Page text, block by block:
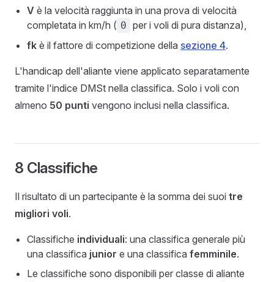
V è la velocità raggiunta in una prova di velocità
completata in km/h ( 0 per i voli di pura distanza),
fk è il fattore di competizione della sezione 4.
L'handicap dell'aliante viene applicato separatamente
tramite l'indice DMSt nella classifica. Solo i voli con
almeno 50 punti vengono inclusi nella classifica.
8 Classifiche
Il risultato di un partecipante è la somma dei suoi tre
migliori voli.
Classifiche individuali: una classifica generale più
una classifica junior e una classifica femminile.
Le classifiche sono disponibili per classe di aliante